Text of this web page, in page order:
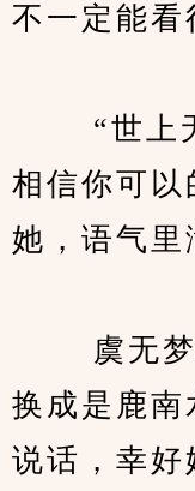
不一定能看
“世上无
相信你可以
她，语气里
虞无梦
换成是鹿南
说话，幸好